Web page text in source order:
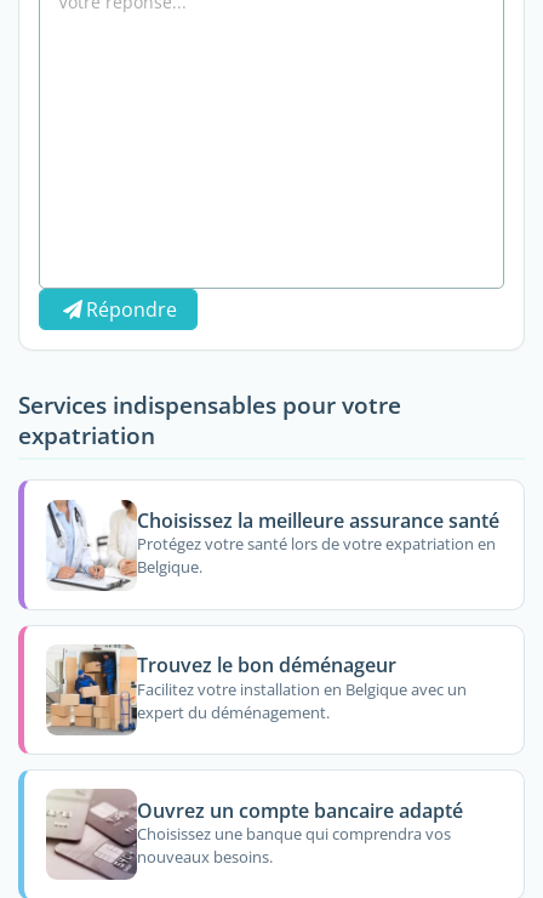
Répondre
Services indispensables pour votre
expatriation
Choisissez la meilleure assurance santé
Protégez votre santé lors de votre expatriation en
Belgique.
Trouvez le bon déménageur
Facilitez votre installation en Belgique avec un
expert du déménagement.
Ouvrez un compte bancaire adapté
Choisissez une banque qui comprendra vos
nouveaux besoins.